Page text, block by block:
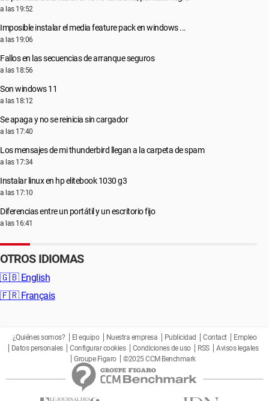
a las 19:52
Imposible instalar el media feature pack en windows ...
a las 19:06
Fallos en las secuencias de arranque seguros
a las 18:56
Son windows 11
a las 18:12
Se apaga y no se reinicia sin cargador
a las 17:40
Los mensajes de mi thunderbird llegan a la carpeta de spam
a las 17:34
Instalar linux en hp elitebook 1030 g3
a las 17:10
Diferencias entre un portátil y un escritorio fijo
a las 16:41
OTROS IDIOMAS
🇬🇧 English
🇫🇷 Français
¿Quiénes somos? El equipo Nuestra empresa Publicidad Contact
Empleo
Datos personales
Configurar cookies Condiciones de uso RSS
Avisos legales
Groupe Figaro
©2025 CCM Benchmark